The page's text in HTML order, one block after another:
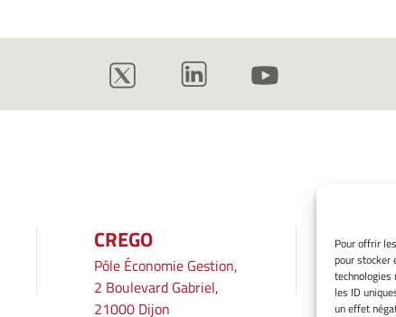
Pour offrir
pour stocker
technologies
les ID
un effet
CREGO
Pôle Économie Gestion,
2 Boulevard Gabriel,
21000 Dijon
Gérer